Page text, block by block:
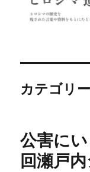
カテゴリ
公害に
回瀬戸